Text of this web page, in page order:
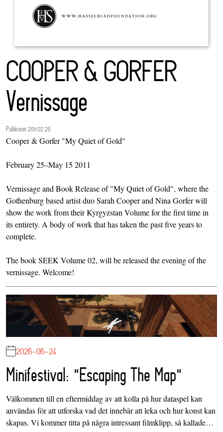
COOPER & GORFER
Vernissage
Publicerat 2011.02.25
Cooper & Gorfer "My Quiet of Gold"
February 25–May 15 2011
Vernissage and Book Release of "My Quiet of Gold", where the
Gothenburg based artist duo Sarah Cooper and Nina Gorfer will
show the work from their Kyrgyzstan Volume for the first time in
its entirety. A body of work that has taken the past five years to
complete.
The book SEEK Volume 02, will be released the evening of the
vernissage. Welcome!
2026-06-24
Minifestival: "Escaping The Map"
Välkommen till en eftermiddag av att kolla på hur dataspel kan
användas för att utforska vad det innebär att leka och hur konst kan
skapas. Vi kommer titta på några intressant filmklipp, så kallade…